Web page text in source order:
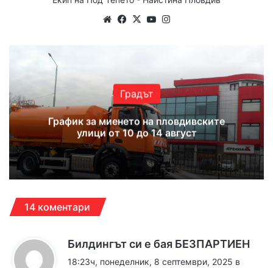
WebsiteFacebook
X YouTube
Градът
График за миенето на пловдивските
улици от 10 до 14 август
14 коментари
Билдингът си е бая БЕЗПАРТИЕН
18:23ч, понеделник, 8 септември, 2025 в